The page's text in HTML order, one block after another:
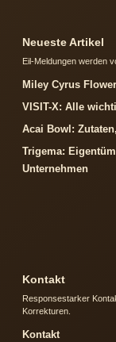
Neueste Artikel
Eil-Meldungen werden
Miley Cyrus
VISIT-X: Alle
Acai Bowl:
Trigema:
Unternehmen
Kontakt
Responsestarker
Korrekturen.
Kontakt